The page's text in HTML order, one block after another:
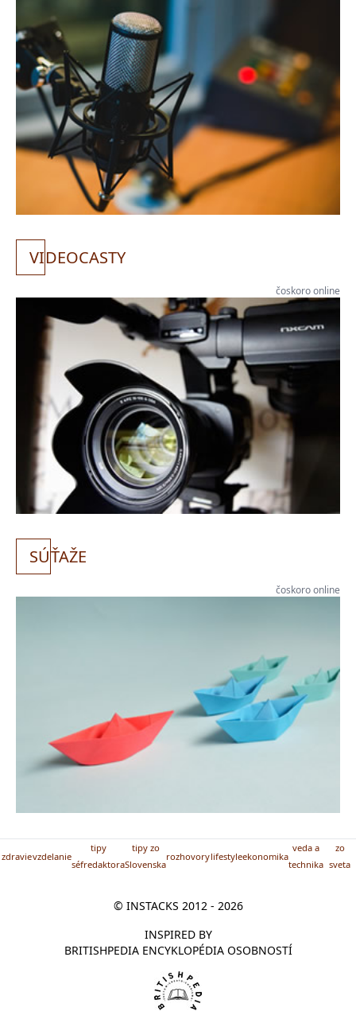
VIDEOCASTY
čoskoro online
SÚŤAŽE
čoskoro online
zdravievzdelanie
tipy
séfredaktora
tipy zo
Slovenska
rozhovorylifestyleekonomika
veda a
technika
zo
sveta
© INSTACKS 2012 - 2026
INSPIRED BY
BRITISHPEDIA ENCYKLOPÉDIA OSOBNOSTÍ